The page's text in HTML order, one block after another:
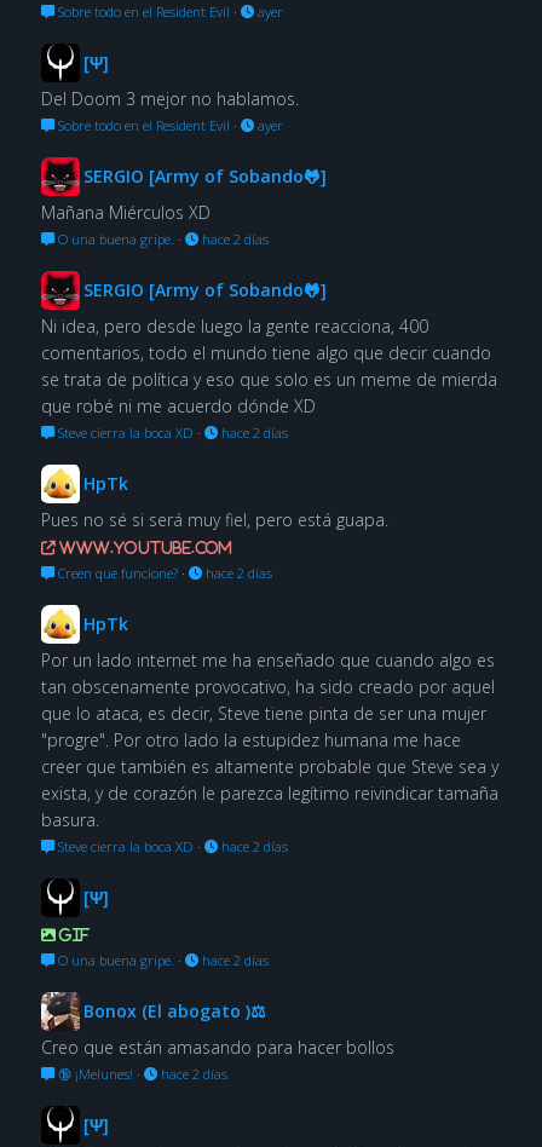
Sobre todo en el Resident Evil · ayer
[Ψ]
Del Doom 3 mejor no hablamos.
Sobre todo en el Resident Evil · ayer
SERGIO [Army of Sobando🐸]
Mañana Miérculos XD
O una buena gripe. · hace 2 días
SERGIO [Army of Sobando🐸]
Ni idea, pero desde luego la gente reacciona, 400
comentarios, todo el mundo tiene algo que decir cuando
se trata de política y eso que solo es un meme de mierda
que robé ni me acuerdo dónde XD
Steve cierra la boca XD · hace 2 días
HpTk
Pues no sé si será muy fiel, pero está guapa.
www.youtube.com
Creen que funcione?· hace 2 días
HpTk
Por un lado internet me ha enseñado que cuando algo es
tan obscenamente provocativo, ha sido creado por aquel
que lo ataca, es decir, Steve tiene pinta de ser una mujer
"progre". Por otro lado la estupidez humana me hace
creer que también es altamente probable que Steve sea y
exista, y de corazón le parezca legítimo reivindicar tamaña
basura.
Steve cierra la boca XD · hace 2 días
[Ψ]
GIF
O una buena gripe. · hace 2 días
Bonox (El abogato )⚖
Creo que están amasando para hacer bollos
🔞 ¡Melunes! · hace 2 días
[Ψ]